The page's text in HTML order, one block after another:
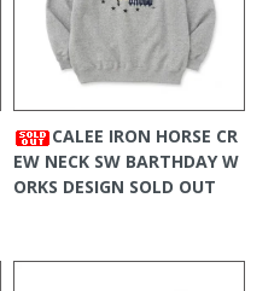
CALEE IRON HORSE CR
EW NECK SW BARTHDAY W
ORKS DESIGN SOLD OUT